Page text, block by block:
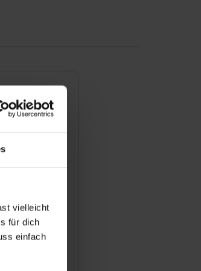
vielleicht
für dich
einfach
für eine
einer